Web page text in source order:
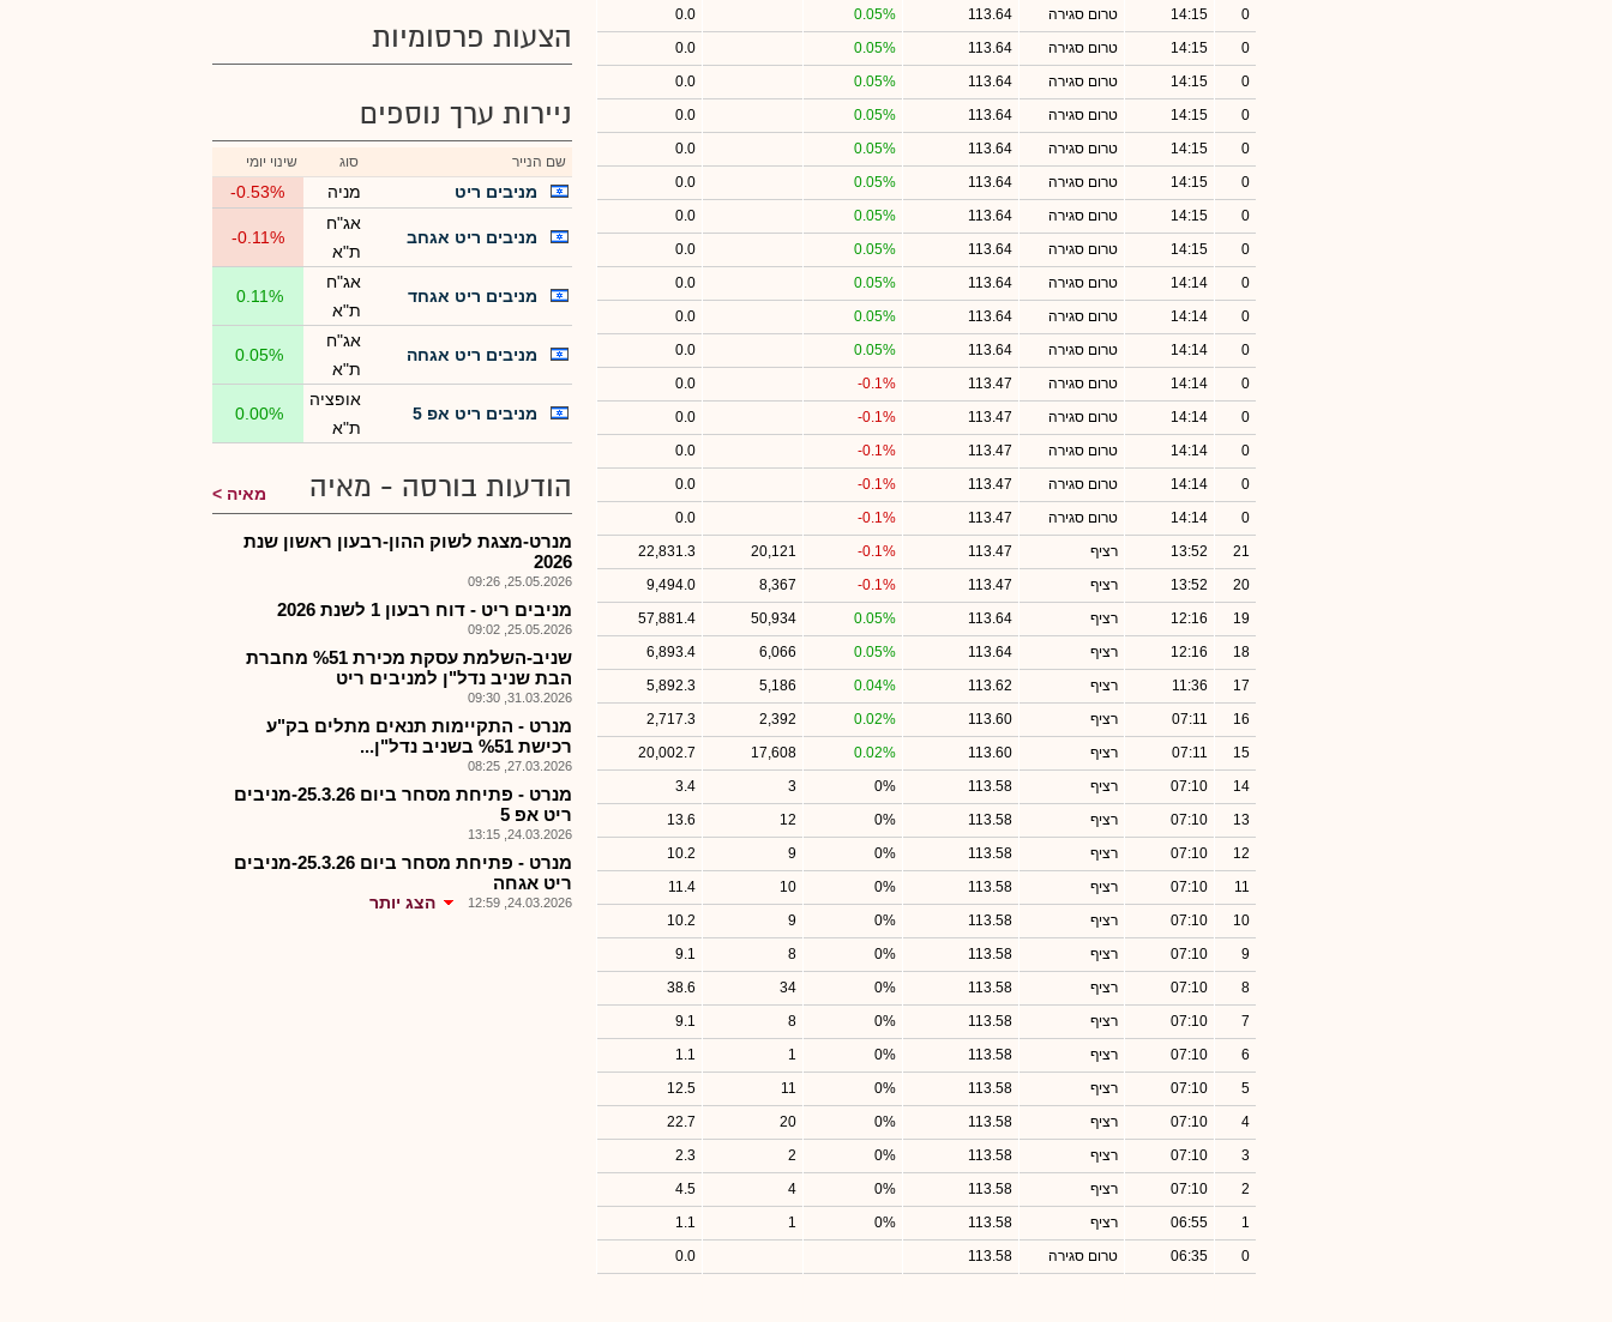
0
14:15 טרום סגירה 113.64
0.05%
0.0
0
14:15 טרום סגירה 113.64
0.05%
0.0
0
14:15 טרום סגירה 113.64
0.05%
0.0
0
14:15 טרום סגירה 113.64
0.05%
0.0
0
14:15 טרום סגירה 113.64
0.05%
0.0
0
14:15 טרום סגירה 113.64
0.05%
0.0
0
14:15 טרום סגירה 113.64
0.05%
0.0
0
14:15 טרום סגירה 113.64
0.05%
0.0
0
14:14 טרום סגירה 113.64
0.05%
0.0
0
14:14 טרום סגירה 113.64
0.05%
0.0
0
14:14 טרום סגירה 113.64
0.05%
0.0
0
14:14 טרום סגירה 113.47
-0.1%
0.0
0
14:14 טרום סגירה 113.47
-0.1%
0.0
0
14:14 טרום סגירה 113.47
-0.1%
0.0
0
14:14 טרום סגירה 113.47
-0.1%
0.0
0
14:14 טרום סגירה 113.47
-0.1%
0.0
21
13:52 רציף 113.47
-0.1%
20,121
22,831.3
20
13:52 רציף 113.47
-0.1%
8,367
9,494.0
19
12:16 רציף 113.64
0.05%
50,934
57,881.4
18
12:16 רציף 113.64
0.05%
6,066
6,893.4
17
11:36 רציף 113.62
0.04%
5,186
5,892.3
16
07:11 רציף 113.60
0.02%
2,392
2,717.3
15
07:11 רציף 113.60
0.02%
17,608
20,002.7
14
07:10 רציף 113.58
0%
3
3.4
13
07:10 רציף 113.58
0%
12
13.6
12
07:10 רציף 113.58
0%
9
10.2
11
07:10 רציף 113.58
0%
10
11.4
10
07:10 רציף 113.58
0%
9
10.2
9
07:10 רציף 113.58
0%
8
9.1
8
07:10 רציף 113.58
0%
34
38.6
7
07:10 רציף 113.58
0%
8
9.1
6
07:10 רציף 113.58
0%
1
1.1
5
07:10 רציף 113.58
0%
11
12.5
4
07:10 רציף 113.58
0%
20
22.7
3
07:10 רציף 113.58
0%
2
2.3
2
07:10 רציף 113.58
0%
4
4.5
1
06:55 רציף 113.58
0%
1
1.1
0
06:35 טרום סגירה 113.58
0.0
הצעות פרסומיות
ניירות ערך נוספים
שם הנייר סוג שינוי יומי
מניבים ריט מניה -0.53%
מניבים ריט אגחב
אג"ח
ת"א
-0.11%
מניבים ריט אגחד
אג"ח
ת"א
0.11%
מניבים ריט אגחה
אג"ח
ת"א
0.05%
מניבים ריט אפ 5
אופציה
ת"א
0.00%
הודעות בורסה - מאיה מאיה
מנרט-מצגת לשוק ההון-רבעון ראשון שנת
2026
25.05.2026, 09:26
מניבים ריט - דוח רבעון 1 לשנת 2026
25.05.2026, 09:02
שניב-השלמת עסקת מכירת %51 מחברת
הבת שניב נדל"ן למניבים ריט
31.03.2026, 09:30
מנרט - התקיימות תנאים מתלים בק"ע
רכישת %51 בשניב נדל"ן...
27.03.2026, 08:25
מנרט - פתיחת מסחר ביום 25.3.26-מניבים
ריט אפ 5
24.03.2026, 13:15
מנרט - פתיחת מסחר ביום 25.3.26-מניבים
ריט אגחה
24.03.2026, 12:59 הצג יותר